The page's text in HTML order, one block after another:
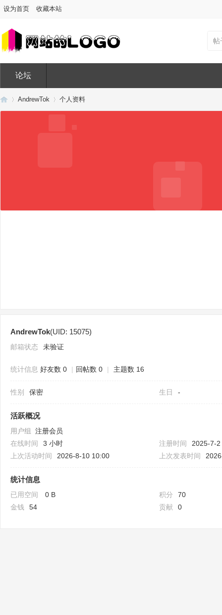
设为首页 收藏本站
帖
论坛
AndrewTok 个人资料
AndrewTok(UID: 15075)
邮箱状态 未验证
统计信息 好友数 0 | 回帖数 0 | 主题数 16
性别 保密 生日 -
活跃概况
用户组 注册会员
在线时间
3 小时 注册时间
2025-7-
上次活动时间
2026-8-10 10:00 上次发表时间
统计信息
已用空间 0 B 积分
70
金钱
54 贡献 0